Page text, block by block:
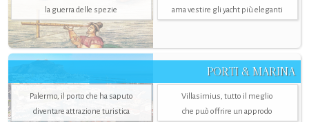
la guerra delle spezie
ama vestire gli yacht più eleganti
PORTI & MARINA
Palermo, il porto che ha saputo
diventare attrazione turistica
Villasimius, tutto il meglio
che può offrire un approdo